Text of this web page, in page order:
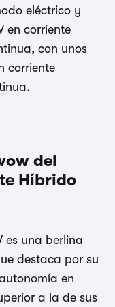
eléctrico y
en corriente
con unos
corriente
del
Híbrido
es una berlina
destaca por su
en
a la de sus